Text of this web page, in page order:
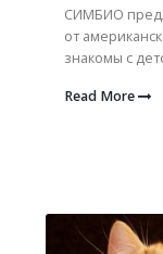
СИМБИО
от
знакомы с
Read More